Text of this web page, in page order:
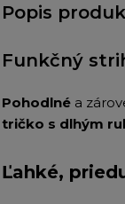
Popis
Funkčný
Pohodlné a
tričko s dlhým
Ľahké,